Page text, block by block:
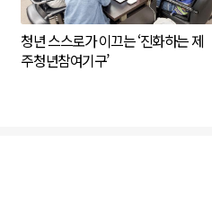
청년 스스로가 이끄는 ‘진화하는 제
주청년참여기구’